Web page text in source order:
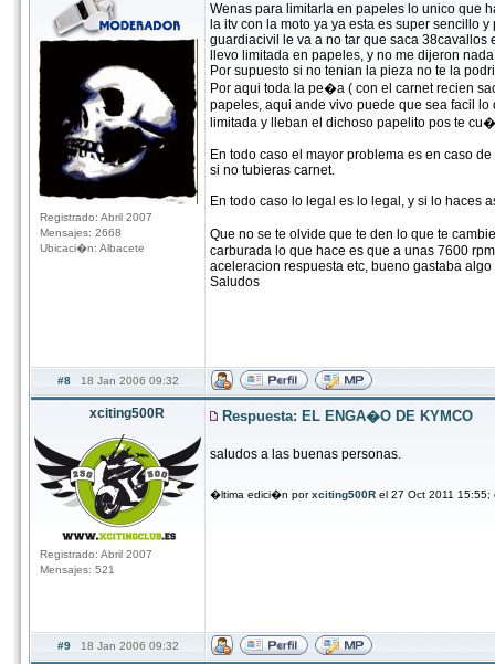
Registrado: Abril 2007
Mensajes: 2668
Ubicaci�n: Albacete
Wenas para limitarla en papeles lo unico que
la itv con la moto ya ya esta es super sencillo
guardiacivil le va a no tar que saca 38cavallos
llevo limitada en papeles, y no me dijeron
Por supuesto si no tenian la pieza no te la
Por aqui toda la pe�a ( con el carnet recien
papeles, aqui ande vivo puede que sea facil
limitada y lleban el dichoso papelito pos te
En todo caso el mayor problema es en caso
si no tubieras carnet.
En todo caso lo legal es lo legal, y si lo haces
Que no se te olvide que te den lo que te
carburada lo que hace es que a unas 7600
aceleracion respuesta etc, bueno gastaba
Saludos
#8 18 Jan 2006 09:32
xciting500R
Registrado: Abril 2007
Mensajes: 521
Respuesta: EL ENGA�O DE KYMCO
saludos a las buenas personas.
�ltima edici�n porxciting500R el 27 Oct 2011
#9 18 Jan 2006 09:32